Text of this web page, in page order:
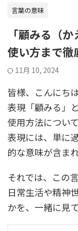
言葉の意味
「顧みる（
使い方まで徹
11月 10, 2024
皆様、こんにち
表現「顧みる」
使用方法につい
表現には、単に
的な意味が含ま
それでは、この
日常生活や精神
かを、一緒に見